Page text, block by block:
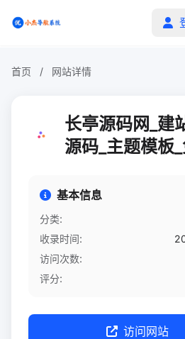
分类排行
自助广告
首页 / 网站详情
长亭源码网_建
源码_主题模板
基本信息
分类:
收录时间:
访问次数:
评分:
访问网站